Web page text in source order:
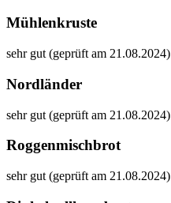
Mühlenkruste
sehr gut (geprüft am 21.08.2024)
Nordländer
sehr gut (geprüft am 21.08.2024)
Roggenmischbrot
sehr gut (geprüft am 21.08.2024)